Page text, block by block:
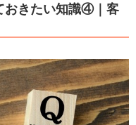
おきたい知識④｜客